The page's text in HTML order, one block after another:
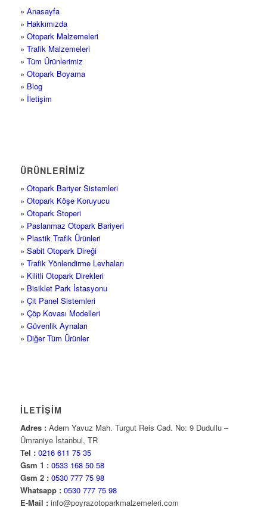
» Anasayfa
» Hakkımızda
» Otopark Malzemeleri
» Trafik Malzemeleri
» Tüm Ürünlerimiz
» Otopark Boyama
» Blog
» İletişim
ÜRÜNLERİMİZ
» Otopark Bariyer Sistemleri
» Otopark Köşe Koruyucu
» Otopark Stoperi
» Paslanmaz Otopark Bariyeri
» Plastik Trafik Ürünleri
» Sabit Otopark Direği
» Trafik Yönlendirme Levhaları
» Kilitli Otopark Direkleri
» Bisiklet Park İstasyonu
» Çit Panel Sistemleri
» Çöp Kovası Modelleri
» Güvenlik Aynaları
» Diğer Tüm Ürünler
İLETİŞİM
Adres :Adem Yavuz Mah. Turgut Reis Cad. No: 9 Dudullu –
Ümraniye İstanbul, TR
Tel : 0216 611 75 35
Gsm 1 : 0533 168 50 58
Gsm 2 : 0530 777 75 98
Whatsapp : 0530 777 75 98
E-Mail :info@poyrazotoparkmalzemeleri.com